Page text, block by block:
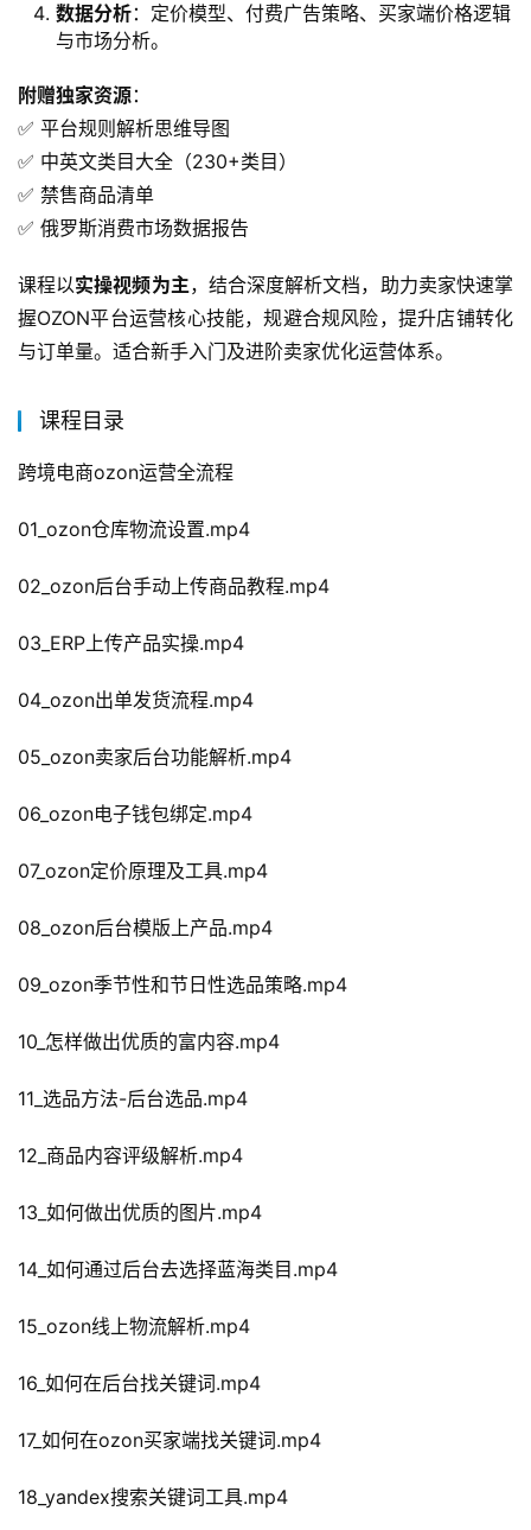
数据分析​：定价模型、付费广告策略、买家端价格逻辑
与市场分析。
附赠独家资源​：
✅ 平台规则解析思维导图
✅ 中英文类目大全（230+类目）
✅ 禁售商品清单
✅ 俄罗斯消费市场数据报告
课程以实操视频为主，结合深度解析文档，助力卖家快速掌
握OZON平台运营核心技能，规避合规风险，提升店铺转化
与订单量。适合新手入门及进阶卖家优化运营体系。
课程目录
跨境电商ozon运营全流程
01_ozon仓库物流设置.mp4
02_ozon后台手动上传商品教程.mp4
03_ERP上传产品实操.mp4
04_ozon出单发货流程.mp4
05_ozon卖家后台功能解析.mp4
06_ozon电子钱包绑定.mp4
07_ozon定价原理及工具.mp4
08_ozon后台模版上产品.mp4
09_ozon季节性和节日性选品策略.mp4
10_怎样做出优质的富内容.mp4
11_选品方法-后台选品.mp4
12_商品内容评级解析.mp4
13_如何做出优质的图片.mp4
14_如何通过后台去选择蓝海类目.mp4
15_ozon线上物流解析.mp4
16_如何在后台找关键词.mp4
17_如何在ozon买家端找关键词.mp4
18_yandex搜索关键词工具.mp4